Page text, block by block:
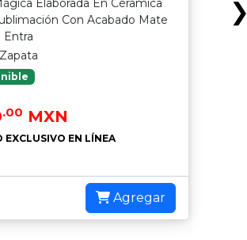
Elaborada En Céramica
Con Acabado Mate
Entra
.00 MXN
EXCLUSIVO EN LÍNEA
Agregar